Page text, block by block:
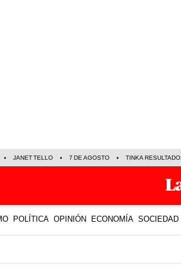
JANET TELLO 7 DE AGOSTO TINKA
POLÍTICA OPINIÓN ECONOMÍA SOCIEDAD